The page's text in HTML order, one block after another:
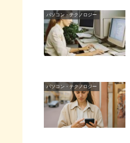
パソコン・テクノロジー
パソコン・テクノロジー